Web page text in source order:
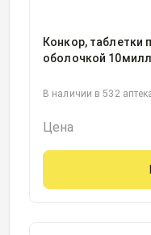
Конкор, таблетки
оболочкой
В наличии в 532
Цена